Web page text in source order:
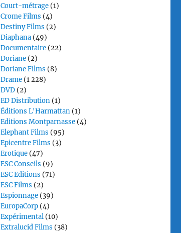
Court-métrage (1)
Crome Films (4)
Destiny Films (2)
Diaphana (49)
Documentaire (22)
Doriane (2)
Doriane Films (8)
Drame (1 228)
DVD (2)
ED Distribution (1)
Éditions L'Harmattan (1)
Editions Montparnasse (4)
Elephant Films (95)
Epicentre Films (3)
Erotique (47)
ESC Conseils (9)
ESC Editions (71)
ESC Films (2)
Espionnage (39)
EuropaCorp (4)
Expérimental (10)
Extralucid Films (38)